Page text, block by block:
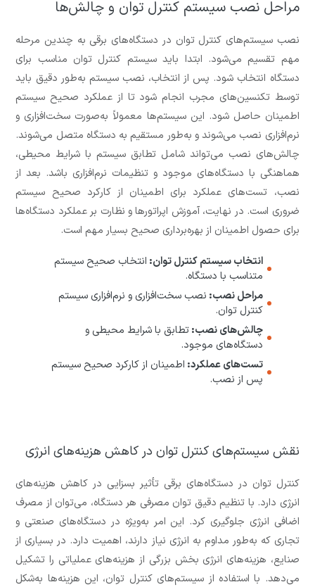
مراحل نصب سیستم کنترل توان و چالش‌ها
نصب سیستم‌های کنترل توان در دستگاه‌های برقی به چندین مرحله
مهم تقسیم می‌شود. ابتدا باید سیستم کنترل توان مناسب برای
دستگاه انتخاب شود. پس از انتخاب، نصب سیستم به‌طور دقیق باید
توسط تکنسین‌های مجرب انجام شود تا از عملکرد صحیح سیستم
اطمینان حاصل شود. این سیستم‌ها معمولاً به‌صورت سخت‌افزاری و
نرم‌افزاری نصب می‌شوند و به‌طور مستقیم به دستگاه متصل می‌شوند.
چالش‌های نصب می‌تواند شامل تطابق سیستم با شرایط محیطی،
هماهنگی با دستگاه‌های موجود و تنظیمات نرم‌افزاری باشد. بعد از
نصب، تست‌های عملکرد برای اطمینان از کارکرد صحیح سیستم
ضروری است. در نهایت، آموزش اپراتورها و نظارت بر عملکرد دستگاه‌ها
برای حصول اطمینان از بهره‌برداری صحیح بسیار مهم است.
انتخاب سیستم کنترل توان: انتخاب صحیح سیستم
متناسب با دستگاه.
مراحل نصب: نصب سخت‌افزاری و نرم‌افزاری سیستم
کنترل توان.
چالش‌های نصب:تطابق با شرایط محیطی و
دستگاه‌های موجود.
تست‌های عملکرد: اطمینان از کارکرد صحیح سیستم
پس از نصب.
نقش سیستم‌های کنترل توان در کاهش هزینه‌های انرژی
کنترل توان در دستگاه‌های برقی تأثیر بسزایی در کاهش هزینه‌های
انرژی دارد. با تنظیم دقیق توان مصرفی هر دستگاه، می‌توان از مصرف
اضافی انرژی جلوگیری کرد. این امر به‌ویژه در دستگاه‌های صنعتی و
تجاری که به‌طور مداوم به انرژی نیاز دارند، اهمیت دارد. در بسیاری از
صنایع، هزینه‌های انرژی بخش بزرگی از هزینه‌های عملیاتی را تشکیل
می‌دهد. با استفاده از سیستم‌های کنترل توان، این هزینه‌ها به‌شکل